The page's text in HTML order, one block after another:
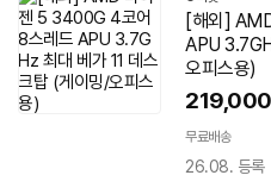
[해외]
APU
오피스용)
219,000
무료배송
26.08. 등록